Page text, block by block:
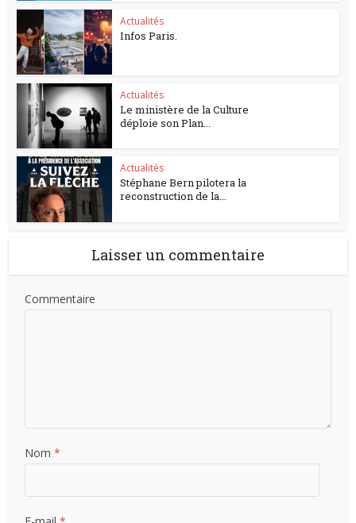
Actualités
Infos Paris.
Actualités
Le ministère de la Culture
déploie son Plan...
Actualités
Stéphane Bern pilotera la
reconstruction de la...
Laisser un commentaire
Commentaire
Nom*